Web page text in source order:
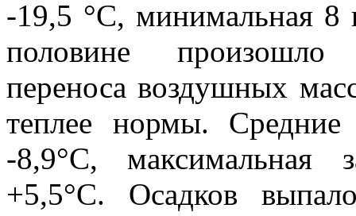
-19,5 °С, минимальная 8
половине произошло
переноса воздушных
теплее нормы. Средние
-8,9°С, максимальная
+5,5°С. Осадков